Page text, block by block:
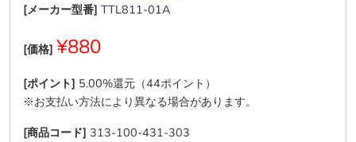
[メーカー型番] TTL811-01A
[価格] ¥880
[ポイント] 5.00%還元（44ポイント）
※お支払い方法により異なる場合があります。
[商品コード] 313-100-431-303